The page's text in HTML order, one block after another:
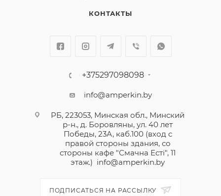
КОНТАКТЫ
+375297098098
info@amperkin.by
РБ, 223053, Минская обл., Минский
р-н., д. Боровляны, ул. 40 лет
Победы, 23А, каб.100 (вход с
правой стороны здания, со
стороны кафе "Смачна Естi", 11
этаж.) info@amperkin.by
ПОДПИСАТЬСЯ НА РАССЫЛКУ